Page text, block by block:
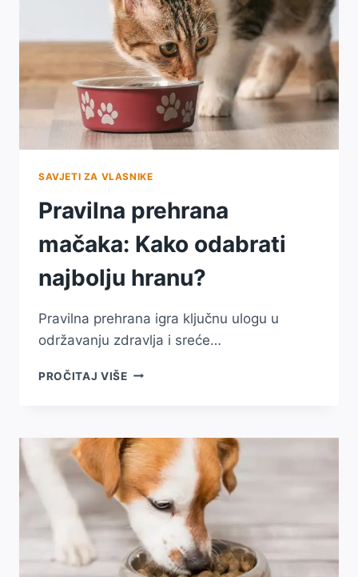
SAVJETI ZA VLASNIKE
Pravilna prehrana
mačaka: Kako odabrati
najbolju hranu?
Pravilna prehrana igra ključnu ulogu u
održavanju zdravlja i sreće…
PROČITAJ VIŠE PRAVILNA
ODABRATI
NAJBOLJU
HRANU?